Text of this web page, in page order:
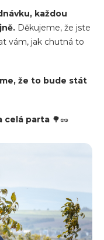
každou
Děkujeme, že jste
vám, jak chutná to
že to bude stát
celá parta 🌳🥜